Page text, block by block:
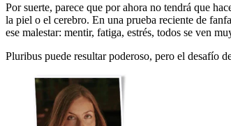
Por suerte, parece que por ahora no tendrá que
la piel o el cerebro. En una prueba reciente de
ese malestar: mentir, fatiga, estrés, todos se ven
Pluribus puede resultar poderoso, pero el desafío